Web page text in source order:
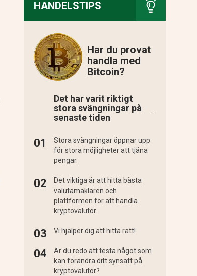
HANDELSTIPS
Har du provat
handla med
Bitcoin?
Det har varit riktigt
stora svängningar på
senaste tiden
Stora svängningar öppnar upp
för stora möjligheter att tjäna
pengar.
Det viktiga är att hitta bästa
valutamäklaren och
plattformen för att handla
kryptovalutor.
Vi hjälper dig att hitta rätt!
Är du redo att testa något som
kan förändra ditt synsätt på
kryptovalutor?